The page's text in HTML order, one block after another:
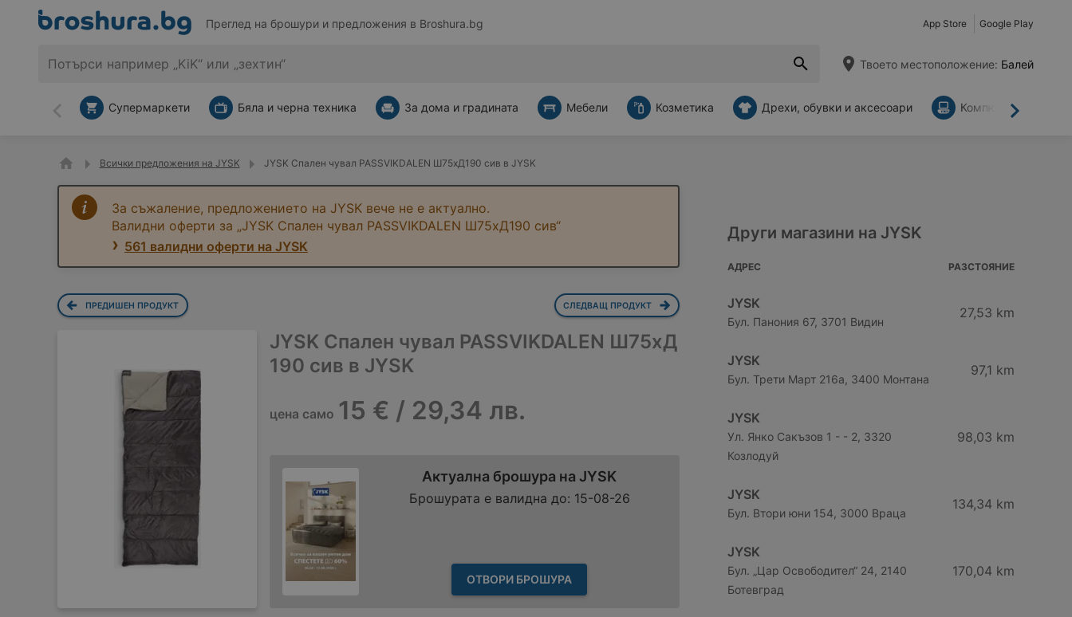
Преглед на брошури и предложения в Broshura.bg App Store Google Play
Твоето местоположение: Балей
Назад Напред
Супермаркети Бяла и черна техника За дома и градината Мебели Козметика Дрехи, обувки и аксесоари Компютри и
Всички предложения на JYSK JYSK Спален чувал PASSVIKDALEN Ш75xД190 сив в JYSK
За съжаление, предложението на JYSK вече не е актуално.
Валидни оферти за „JYSK Спален чувал PASSVIKDALEN Ш75xД190 сив“
561 валидни оферти на JYSK
ПРЕДИШЕН ПРОДУКТ СЛЕДВАЩ ПРОДУКТ
JYSK Спален чувал PASSVIKDALEN Ш75xД
190 сив в JYSK
цена само 15 € / 29,34 лв.
Актуална брошура на JYSK
Брошурата е валидна до: 15-08-26
ОТВОРИ БРОШУРА
Други магазини на JYSK
АДРЕС РАЗСТОЯНИЕ
JYSK
Бул. Панония 67, 3701 Видин
27,53 km
JYSK
Бул. Трети Март 216a, 3400 Монтана
97,1 km
JYSK
Ул. Янко Сакъзов 1 - - 2, 3320
Козлодуй
98,03 km
JYSK
Бул. Втори юни 154, 3000 Враца
134,34 km
JYSK
Бул. „Цар Освободител“ 24, 2140
Ботевград
170,04 km